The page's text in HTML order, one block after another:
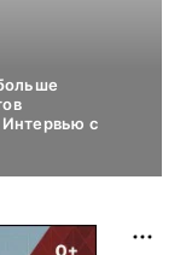
Интервью с